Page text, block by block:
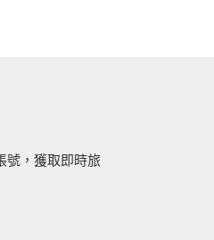
號，獲取即時旅